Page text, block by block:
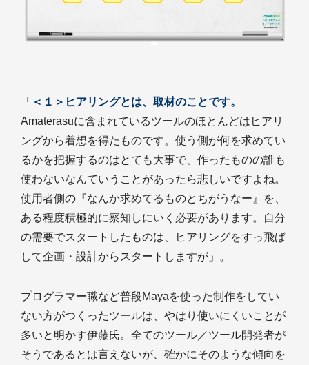
「 ＜１＞ヒアリングとは、取材のことです。
Amaterasuに含まれているツールのほとんどはヒアリ
ングから着想を得たものです。使う側が何を求めてい
るかを把握するのはとても大事で、作ったものの誰も
使わないなんていうことがあったら悲しいですよね。
使用者側の『なんか求めてるものとちがうなー』を、
ある程度積極的に察知しにいく必要があります。自分
の需要でスタートしたものは、ヒアリングをすっ飛ば
して企画・設計からスタートしますが」。
プログラマー職など普段Mayaを使った制作をしてい
ない方がつくったツールは、やはり使いにくいことが
多いと明かす伊藤氏。全てのツール／ツール開発者が
そうであるとは言えないが、確かにそのような傾向を